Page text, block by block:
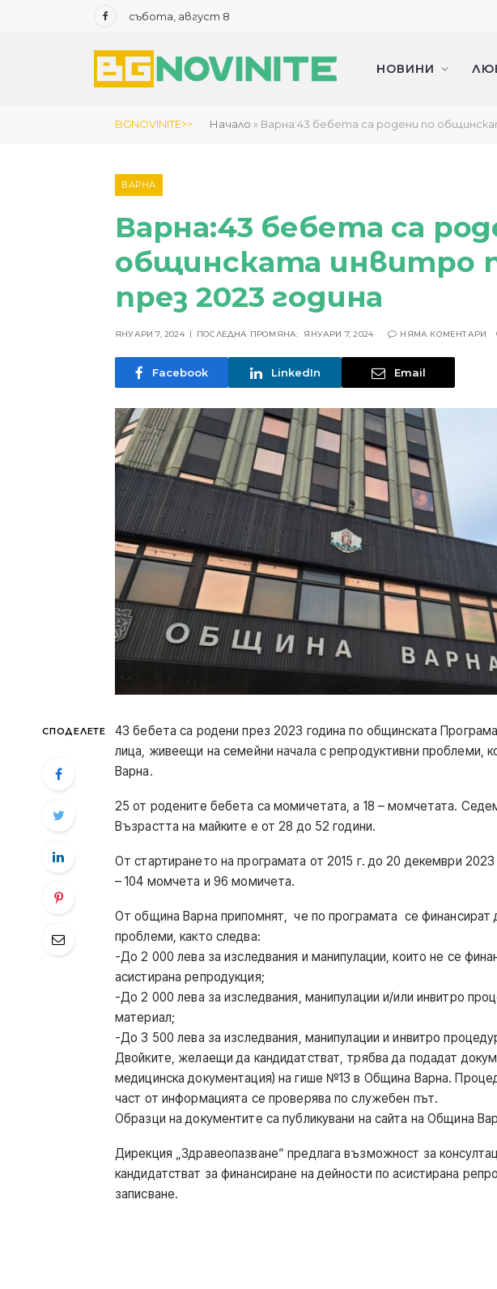
Facebookсъбота, август 8
НОВИНИ
BGNOVINITE>> Начало » Варна:43 бебета са родени по
ВАРНА
Варна:43 бебета са
общинската инвитро
през 2023 година
ЯНУАРИ 7, 2024 ПОСЛЕДНА ПРОМЯНА: ЯНУАРИ 7, 2024 НЯМА КОМЕНТАРИ
Facebook LinkedIn Email
СПОДЕЛЕТЕ
43 бебета са родени през 2023 година по общинската
лица, живеещи на семейни начала с репродуктивни проблеми,
Варна.
25 от родените бебета са момичетата, а 18 – момчетата.
Възрастта на майките е от 28 до 52 години.
От стартирането на програмата от 2015 г. до 20 декември
– 104 момчета и 96 момичета.
От община Варна припомнят, че по програмата се финансират
проблеми, както следва:
-До 2 000 лева за изследвания и манипулации, които не се
асистирана репродукция;
-До 2 000 лева за изследвания, манипулации и/или инвитро
материал;
-До 3 500 лева за изследвания, манипулации и инвитро
Двойките, желаещи да кандидатстват, трябва да подадат
медицинска документация) на гише №13 в Община Варна.
част от информацията се проверява по служебен път.
Образци на документите са публикувани на сайта на Община
Дирекция „Здравеопазване“ предлага възможност за
кандидатстват за финансиране на дейности по асистирана
записване.